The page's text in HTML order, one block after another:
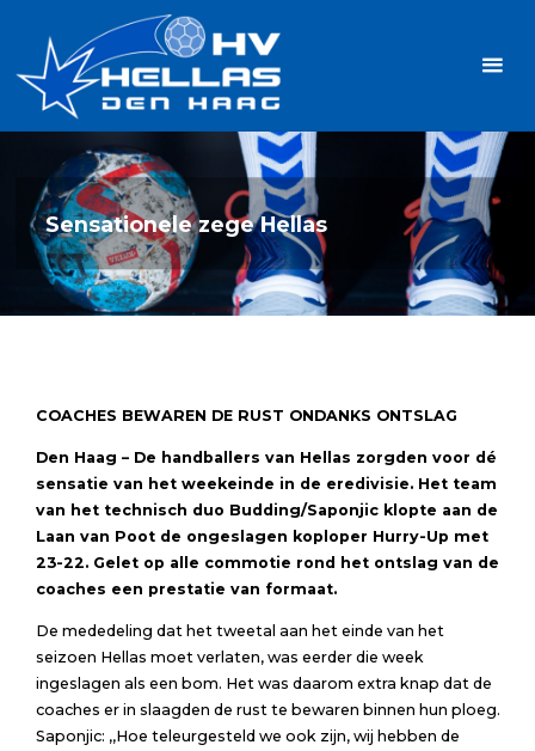
inhoud
Sensationele zege Hellas
COACHES BEWAREN DE RUST ONDANKS ONTSLAG
Den Haag – De handballers van Hellas zorgden voor dé
sensatie van het weekeinde in de eredivisie. Het team
van het technisch duo Budding/Saponjic klopte aan de
Laan van Poot de ongeslagen koploper Hurry-Up met
23-22. Gelet op alle commotie rond het ontslag van de
coaches een prestatie van formaat.
De mededeling dat het tweetal aan het einde van het
seizoen Hellas moet verlaten, was eerder die week
ingeslagen als een bom. Het was daarom extra knap dat de
coaches er in slaagden de rust te bewaren binnen hun ploeg.
Saponjic: ,,Hoe teleurgesteld we ook zijn, wij hebben de